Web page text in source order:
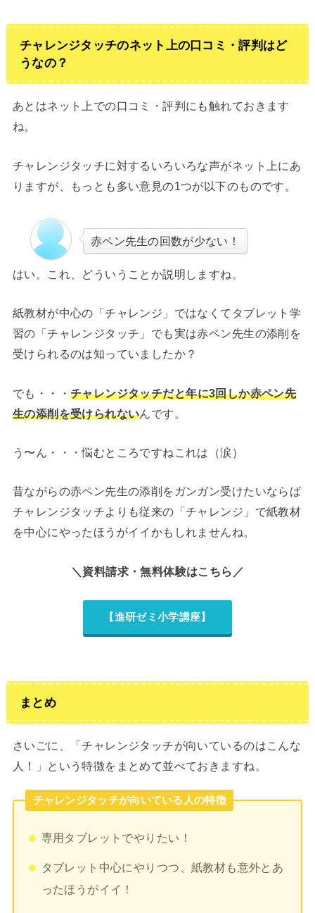
チャレンジタッチのネット上の口コミ・評判はど
うなの？
あとはネット上での口コミ・評判にも触れておきます
ね。
チャレンジタッチに対するいろいろな声がネット上にあ
りますが、もっとも多い意見の1つが以下のものです。
赤ペン先生の回数が少ない！
はい。これ、どういうことか説明しますね。
紙教材が中心の「チャレンジ」ではなくてタブレット学
習の「チャレンジタッチ」でも実は赤ペン先生の添削を
受けられるのは知っていましたか？
でも・・・ チャレンジタッチだと年に3回しか赤ペン先
生の添削を受けられないんです。
う〜ん・・・悩むところですねこれは（涙）
昔ながらの赤ペン先生の添削をガンガン受けたいならば
チャレンジタッチよりも従来の「チャレンジ」で紙教材
を中心にやったほうがイイかもしれませんね。
＼資料請求・無料体験はこちら／
【進研ゼミ小学講座】
まとめ
さいごに、「チャレンジタッチが向いているのはこんな
人！」という特徴をまとめて並べておきますね。
チャレンジタッチが向いている人の特徴
専用タブレットでやりたい！
タブレット中心にやりつつ、紙教材も意外とあ
ったほうがイイ！